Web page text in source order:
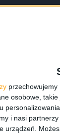
osobowe,
i nasi
urządzeń.